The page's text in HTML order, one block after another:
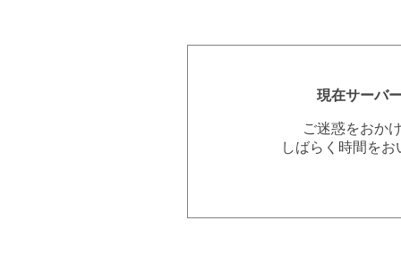
現在サーバ
ご迷惑をおか
しばらく時間を